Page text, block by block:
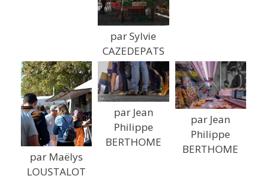
par Sylvie
CAZEDEPATS
par Maëlys
LOUSTALOT
par Jean
Philippe
BERTHOME
par Jean
Philippe
BERTHOME